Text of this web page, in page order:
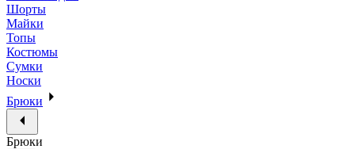
Шорты
Майки
Топы
Костюмы
Сумки
Носки
Брюки
Брюки